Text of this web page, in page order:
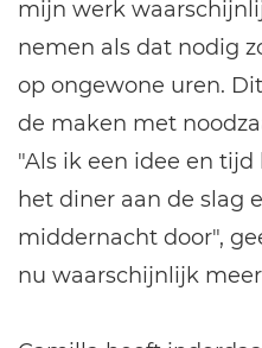
mijn werk
nemen als dat nodig
op ongewone uren.
de maken met
"Als ik een idee en tijd
het diner aan de slag
middernacht door",
nu waarschijnlijk